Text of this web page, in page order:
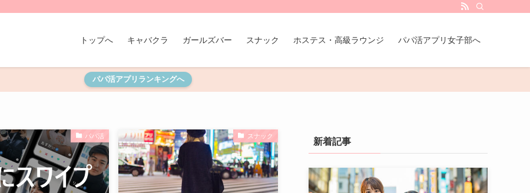
トップへ キャバクラ ガールズバー スナック ホステス・高級ラウンジ パパ活アプリ女子部へ
パパ活アプリランキングへ
パパ活 スナック
新着記事